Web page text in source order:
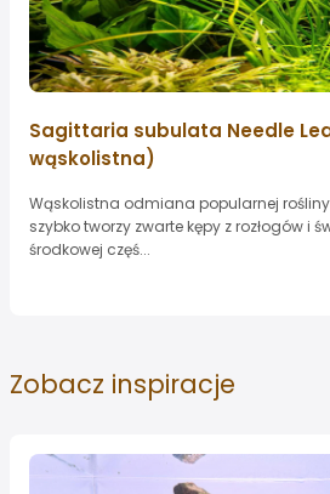
Sagittaria subulata Needle
wąskolistna)
Wąskolistna odmiana popularnej
szybko tworzy zwarte kępy z rozłogów i
środkowej częś...
Zobacz inspiracje